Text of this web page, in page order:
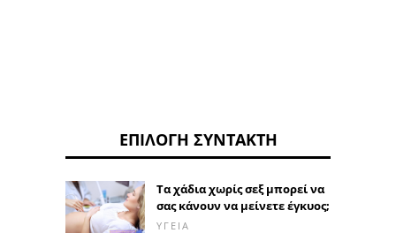
ΕΠΙΛΟΓΉ ΣΥΝΤΆΚΤΗ
Τα χάδια χωρίς σεξ μπορεί να
σας κάνουν να μείνετε έγκυος;
ΥΓΕΊΑ